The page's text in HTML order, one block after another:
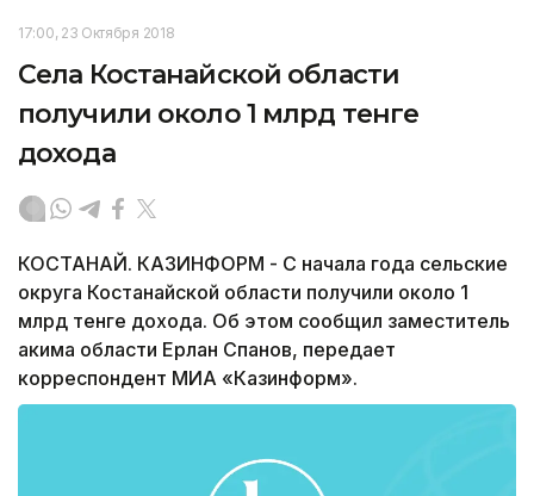
17:00, 23 Октября 2018
Села Костанайской области
получили около 1 млрд тенге
дохода
КОСТАНАЙ. КАЗИНФОРМ - С начала года сельские
округа Костанайской области получили около 1
млрд тенге дохода. Об этом сообщил заместитель
акима области Ерлан Спанов, передает
корреспондент МИА «Казинформ».